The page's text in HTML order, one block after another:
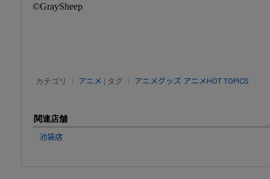
©GraySheep
カテゴリ ： アニメ | タグ ： アニメグッズ アニメHOT TOPICS
関連店舗
池袋店